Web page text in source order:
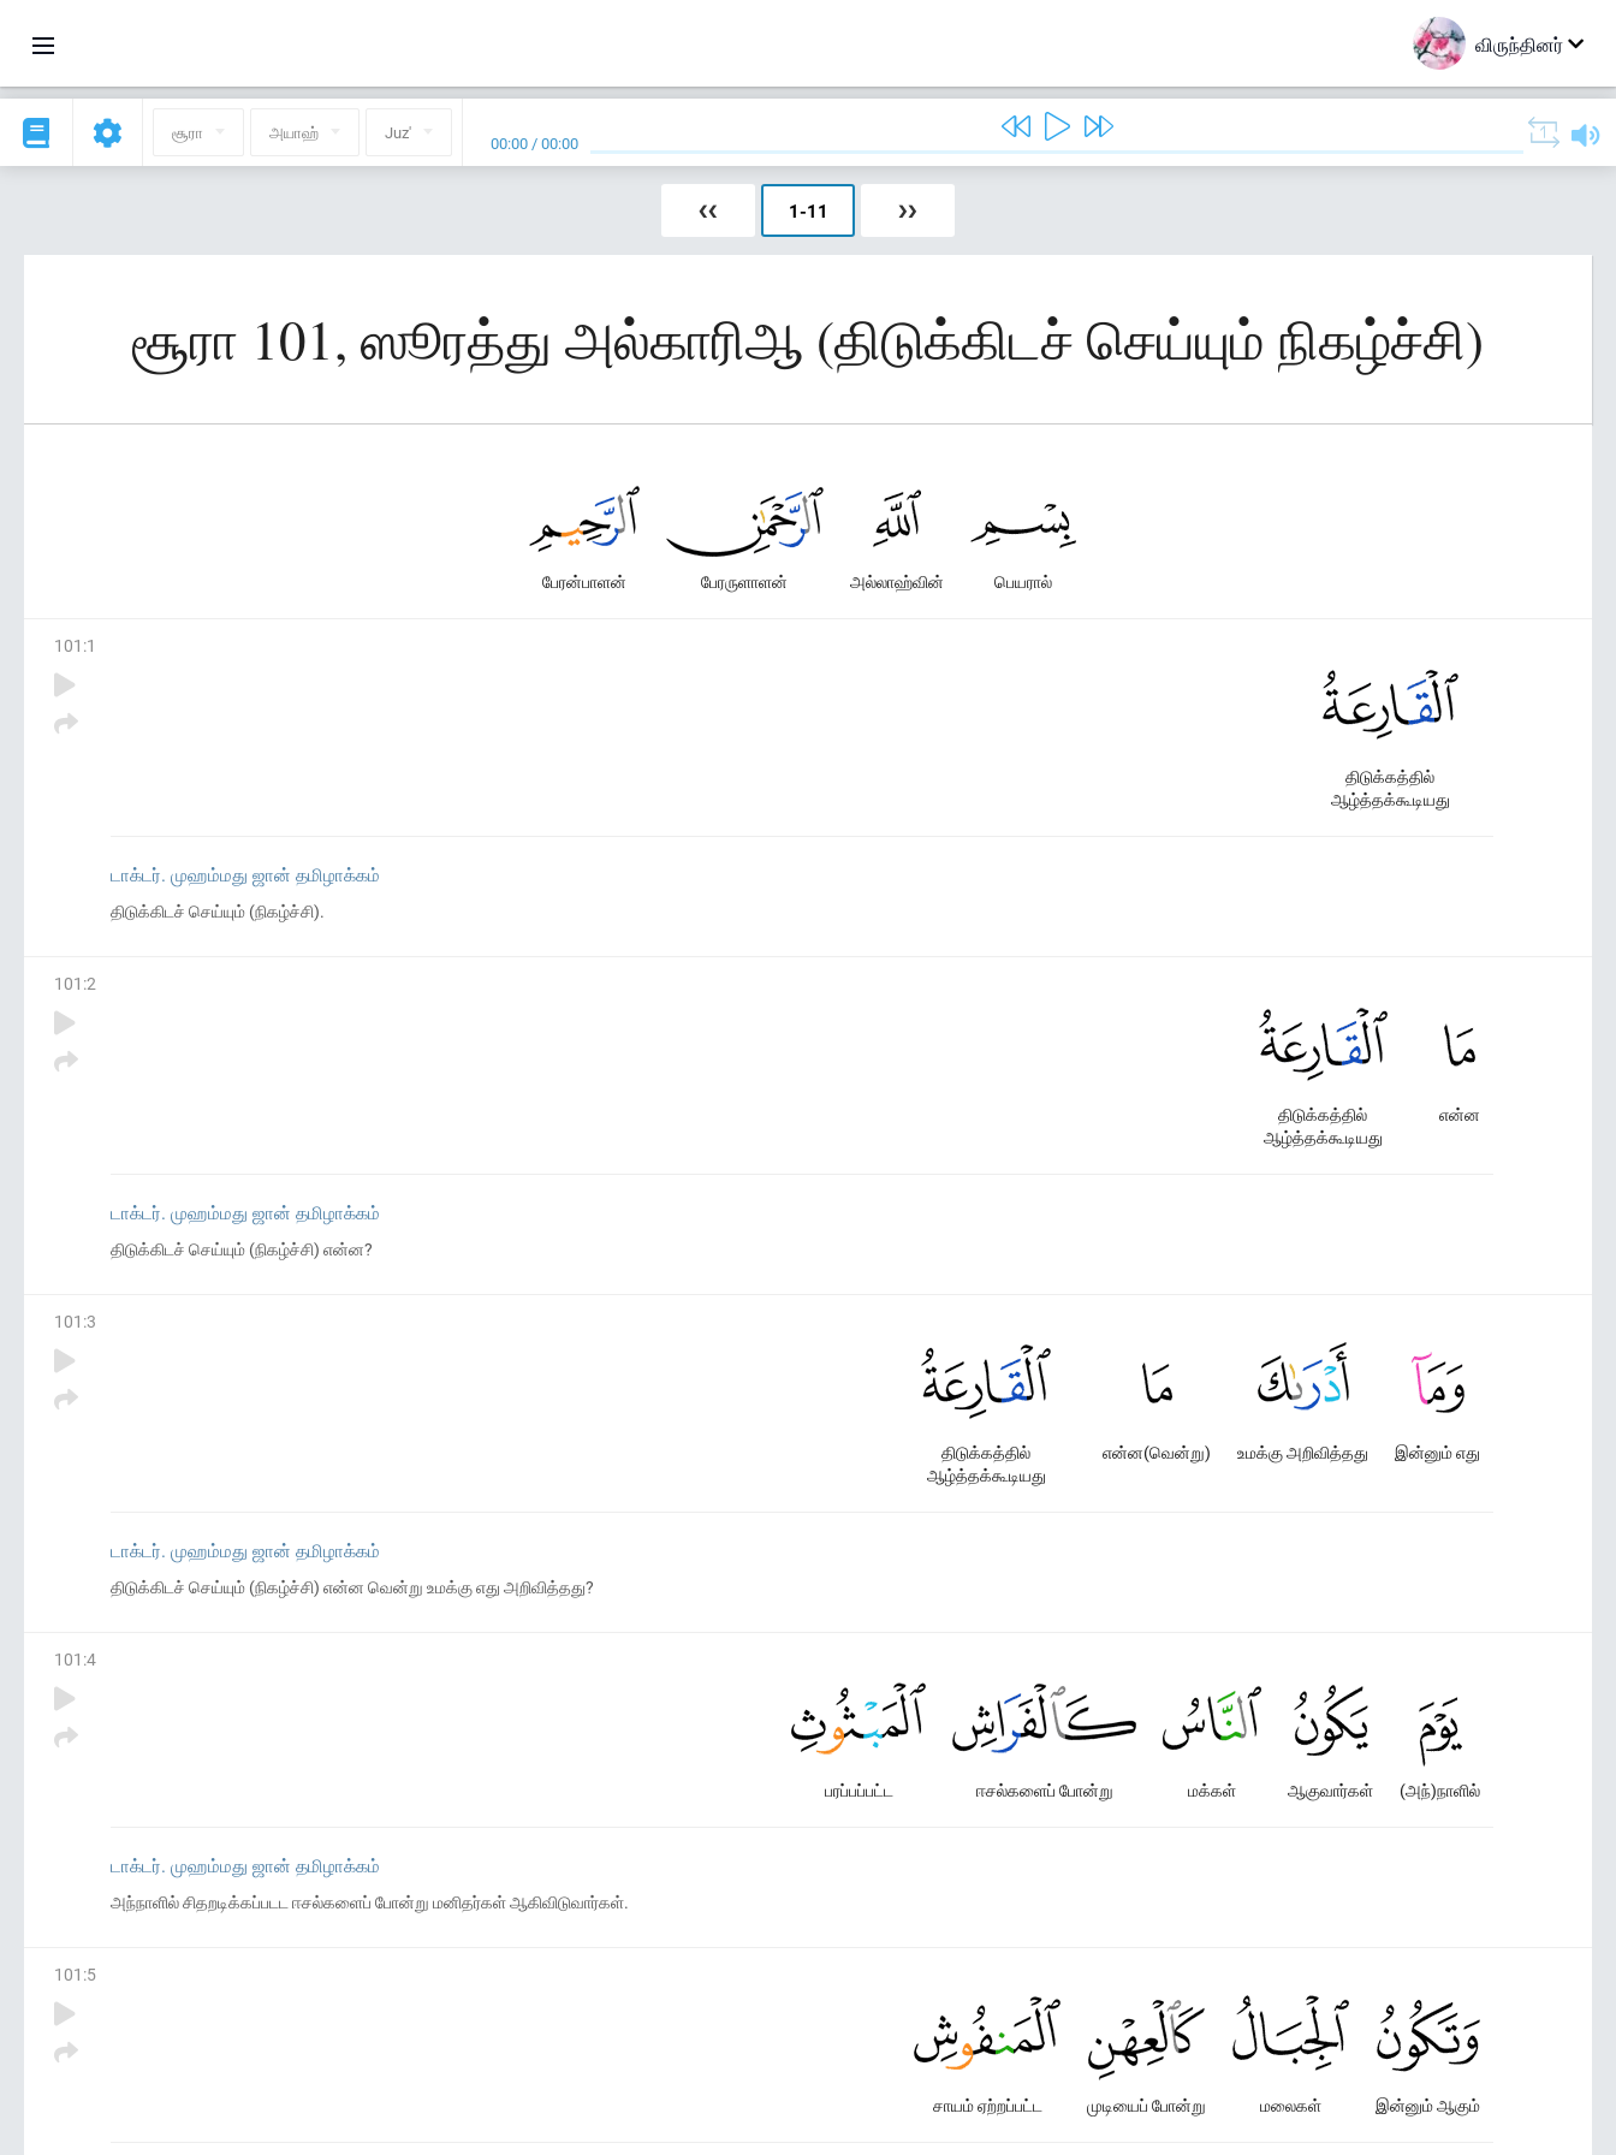
விருந்தினர்
சூரா அயாஹ் Juz' 00:00 /00:00
❮❮ 1-11 ❯❯
சூரா 101, ஸூரத்து அல்காரிஆ (திடுக்கிடச் செய்யும் நிகழ்ச்சி)
பெயரால்
அல்லாஹ்வின்
பேரருளாளன்
பேரன்பாளன்
101 :1
திடுக்கத்தில்
ஆழ்த்தக்கூடியது
டாக்டர். முஹம்மது ஜான் தமிழாக்கம்
திடுக்கிடச் செய்யும் (நிகழ்ச்சி).
101 :2
என்ன
திடுக்கத்தில்
ஆழ்த்தக்கூடியது
டாக்டர். முஹம்மது ஜான் தமிழாக்கம்
திடுக்கிடச் செய்யும் (நிகழ்ச்சி) என்ன?
101 :3
இன்னும் எது
உமக்கு அறிவித்தது
என்ன(வென்று)
திடுக்கத்தில்
ஆழ்த்தக்கூடியது
டாக்டர். முஹம்மது ஜான் தமிழாக்கம்
திடுக்கிடச் செய்யும் (நிகழ்ச்சி) என்ன வென்று உமக்கு எது அறிவித்தது?
101 :4
(அந்)நாளில்
ஆகுவார்கள்
மக்கள்
ஈசல்களைப் போன்று
பரப்பப்பட்ட
டாக்டர். முஹம்மது ஜான் தமிழாக்கம்
அந்நாளில் சிதறடிக்கப்படட ஈசல்களைப் போன்று மனிதர்கள் ஆகிவிடுவார்கள்.
101 :5
இன்னும் ஆகும்
மலைகள்
முடியைப் போன்று
சாயம் ஏற்றப்பட்ட